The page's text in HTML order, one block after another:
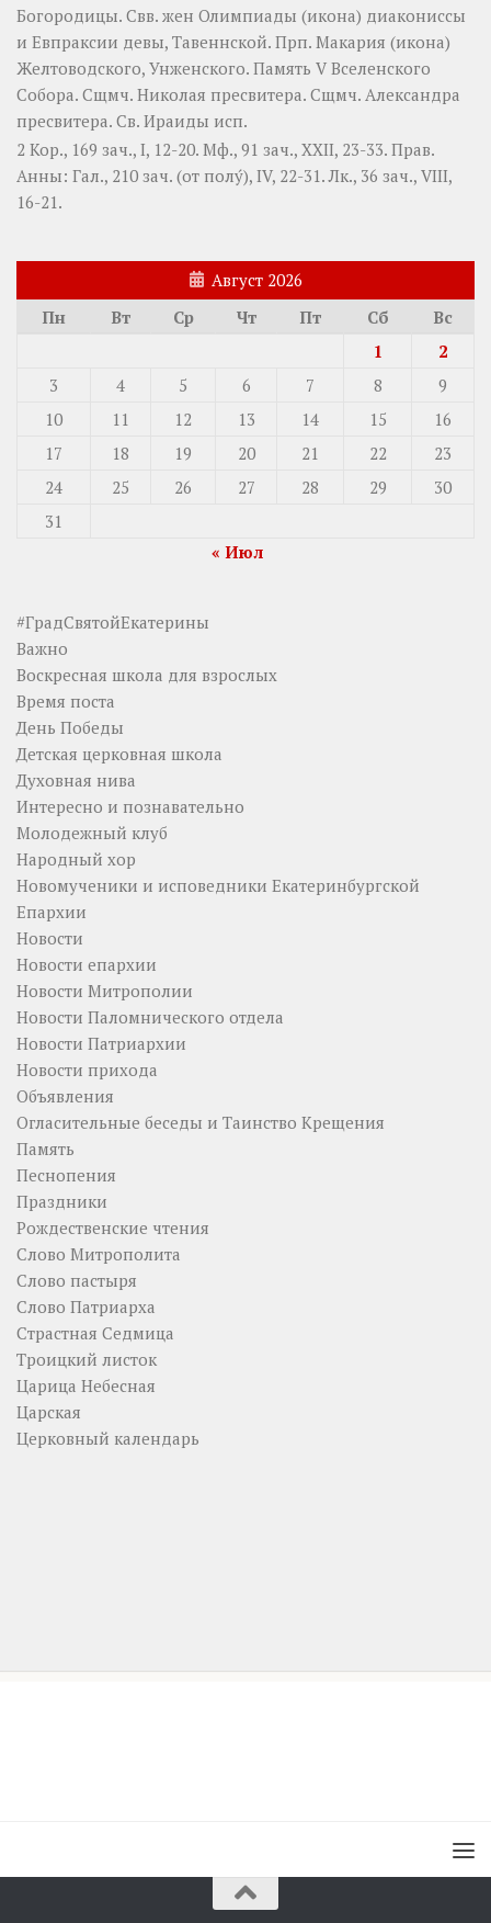
Богородицы. Свв. жен Олимпиады (икона) диакониссы
и Евпраксии девы, Тавеннской. Прп. Макария (икона)
Желтоводского, Унженского. Память V Вселенского
Собора. Сщмч. Николая пресвитера. Сщмч. Александра
пресвитера. Св. Ираиды исп.
2 Кор., 169 зач., I, 12-20. Мф., 91 зач., XXII, 23-33. Прав.
Анны: Гал., 210 зач. (от полу́), IV, 22-31. Лк., 36 зач., VIII,
16-21.
Август 2026
Пн
Вт Ср Чт Пт Сб
Вс
1
2
3
4 5 6 7 8
9
10
11 12 13 14 15
16
17
18 19 20 21 22
23
24
25 26 27 28 29
30
31
« Июл
#ГрадСвятойЕкатерины
Важно
Воскресная школа для взрослых
Время поста
День Победы
Детская церковная школа
Духовная нива
Интересно и познавательно
Молодежный клуб
Народный хор
Новомученики и исповедники Екатеринбургской
Епархии
Новости
Новости епархии
Новости Митрополии
Новости Паломнического отдела
Новости Патриархии
Новости прихода
Объявления
Огласительные беседы и Таинство Крещения
Память
Песнопения
Праздники
Рождественские чтения
Слово Митрополита
Слово пастыря
Слово Патриарха
Страстная Седмица
Троицкий листок
Царица Небесная
Царская
Церковный календарь